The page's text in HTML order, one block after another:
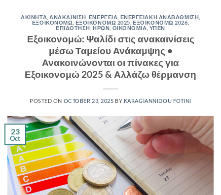
ΑΚΙΝΗΤΑ ,ΑΝΑΚΑΙΝΙΣΗ ΕΝΕΡΓΕΙΑ ΕΝΕΡΓΕΙΑΚΗ ΑΝΑΒΑΘΜΙΣΗ
ΕΞΟΙΚΟΝΟΜΩ ΕΞΟΙΚΟΝΟΜΩ 2025 ,ΕΞΟΙΚΟΝΟΜΩ 2026
ΕΠΙΔΟΤΗΣΗ ,ΗΡΩΝ ΟΙΚΟΝΟΜΙΑ ΥΠΕΝ
Εξοικονομώ: Ψαλίδι στις ανακαινίσεις
μέσω Ταμείου Ανάκαμψης •
Ανακοινώνονται οι πίνακες για
Εξοικονομώ 2025 & Αλλάζω θέρμανση
POSTED ON OCTOBER 23, 2025 BY KARAGIANNIDOU FOTINI
23
Oct